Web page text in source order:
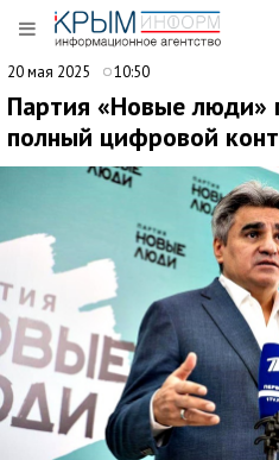
20 мая 2025 10:50
Партия «Новые люди»
полный цифровой